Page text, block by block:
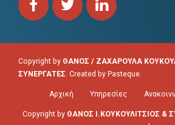
Copyright by ΘΑΝΟΣ / ΖΑΧΑΡΟΥΛΑ
ΣΥΝΕΡΓΑΤΕΣ . Created by Pasteque
Αρχική Υπηρεσίες
Copyright by ΘΑΝΟΣ Ι.ΚΟΥΚΟΥΛΙΤΣΙΟΣ &